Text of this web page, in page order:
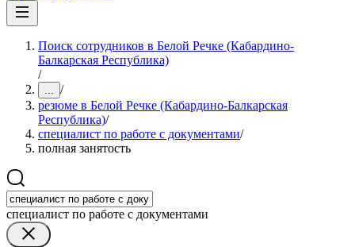
Поиск сотрудников в Белой Речке (Кабардино-
Балкарская Республика)
/
... /
резюме в Белой Речке (Кабардино-Балкарская
Республика)/
специалист по работе с документами/
полная занятость
специалист по работе с документами